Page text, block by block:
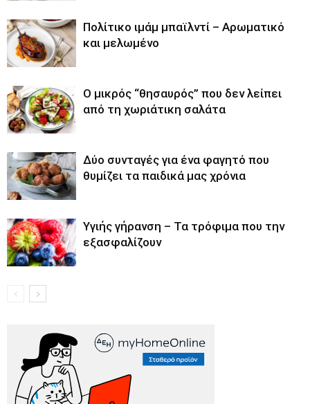
Πολίτικο ιμάμ μπαϊλντί – Αρωματικό
και μελωμένο
O μικρός “θησαυρός” που δεν λείπει
από τη χωριάτικη σαλάτα
Δύο συνταγές για ένα φαγητό που
θυμίζει τα παιδικά μας χρόνια
Υγιής γήρανση – Τα τρόφιμα που την
εξασφαλίζουν